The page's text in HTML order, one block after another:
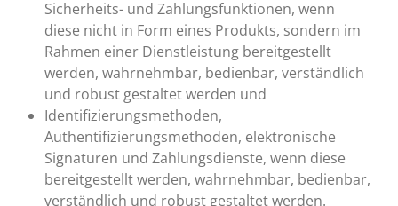
Sicherheits- und Zahlungsfunktionen, wenn
diese nicht in Form eines Produkts, sondern im
Rahmen einer Dienstleistung bereitgestellt
werden, wahrnehmbar, bedienbar, verständlich
und robust gestaltet werden und
Identifizierungsmethoden,
Authentifizierungsmethoden, elektronische
Signaturen und Zahlungsdienste, wenn diese
bereitgestellt werden, wahrnehmbar, bedienbar,
verständlich und robust gestaltet werden.